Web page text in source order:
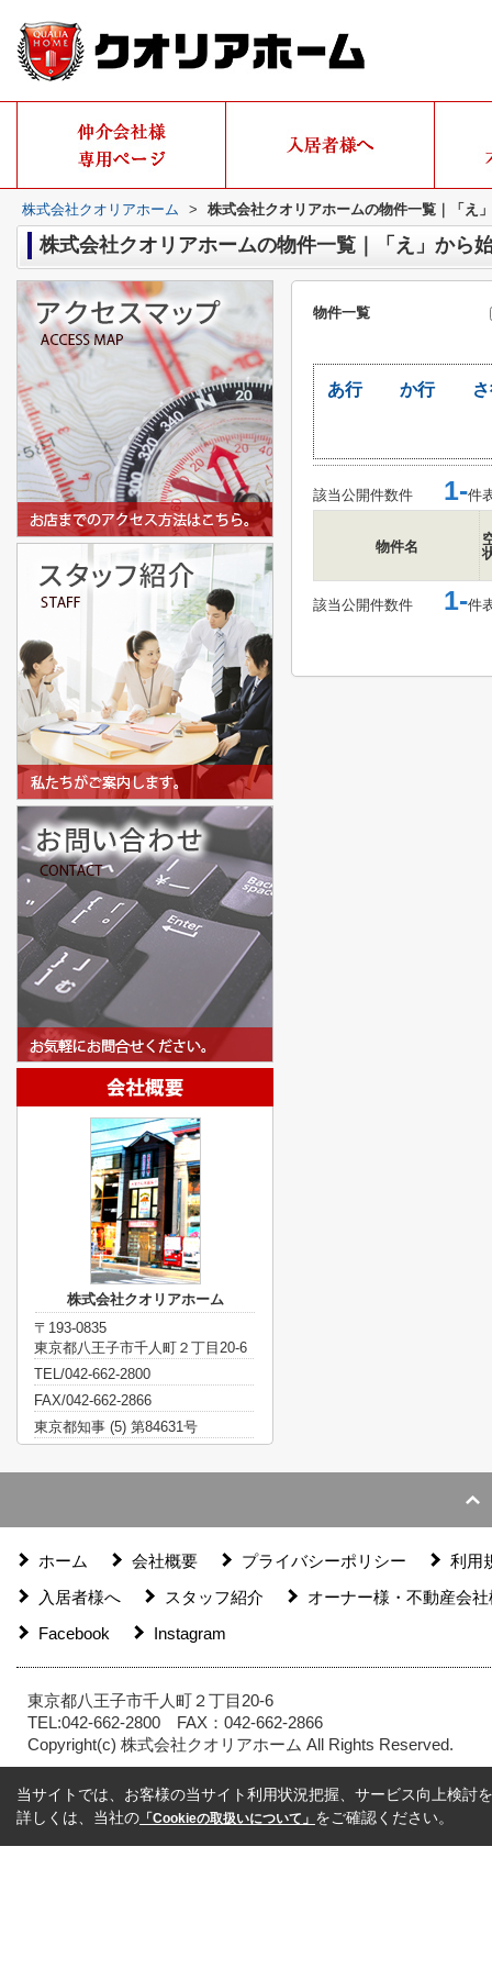
株式会社クオリアホーム > 株式会社クオリアホームの物件一覧｜「え
株式会社クオリアホームの物件一覧｜「え」から
物件一覧
あ行 か行
該当公開件数件 1-件
物件名
該当公開件数件 1-件
株式会社クオリアホーム
〒193-0835
東京都八王子市千人町２丁目20-6
TEL/042-662-2800
FAX/042-662-2866
東京都知事 (5) 第84631号
ホーム 会社概要 プライバシーポリシー
利用
入居者様へ
スタッフ紹介
オーナー様・不動産会社
Facebook
Instagram
東京都八王子市千人町２丁目20-6
TEL:042-662-2800
FAX：042-662-2866
Copyright(c) 株式会社クオリアホーム All Rights Reserved.
当サイトでは、お客様の当サイト利用状況把握、サービス向上検討
詳しくは、当社の 「Cookieの取扱いについて」 をご確認ください。